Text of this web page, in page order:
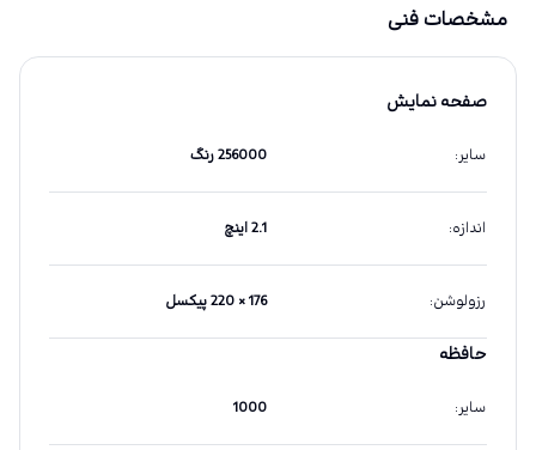
مشخصات فنی
صفحه نمایش
سایر: 256000 رنگ
اندازه: 2.1 اینچ
رزولوشن: 176 × 220 پیکسل
حافظه
سایر:
1000